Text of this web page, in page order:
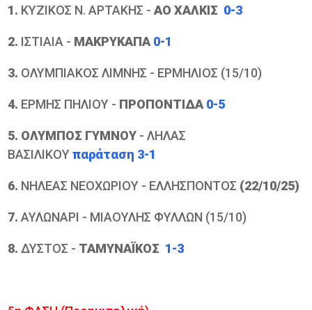
1. ΚΥΖΙΚΟΣ Ν. ΑΡΤΑΚΗΣ -ΑΟ ΧΑΛΚΙΣ 0-3
2. ΙΣΤΙΑΙΑ - ΜΑΚΡΥΚΑΠΑ 0-1
3. ΟΛΥΜΠΙΑΚΟΣ ΛΙΜΝΗΣ - ΕΡΜΗΛΙΟΣ (15/10)
4. ΕΡΜΗΣ ΠΗΛΙΟΥ - ΠΡΟΠΟΝΤΙΔΑ 0-5
5. ΟΛΥΜΠΟΣ ΓΥΜΝΟΥ - ΛΗΛΑΣ
ΒΑΣΙΛΙΚΟΥ παράταση 3-1
6. ΝΗΛΕΑΣ ΝΕΟΧΩΡΙΟΥ - ΕΛΛΗΣΠΟΝΤΟΣ (22/10/25)
7. ΑΥΛΩΝΑΡΙ - ΜΙΑΟΥΛΗΣ ΦΥΛΛΩΝ (15/10)
8. ΔΥΣΤΟΣ - ΤΑΜΥΝΑΪΚΟΣ 1-3